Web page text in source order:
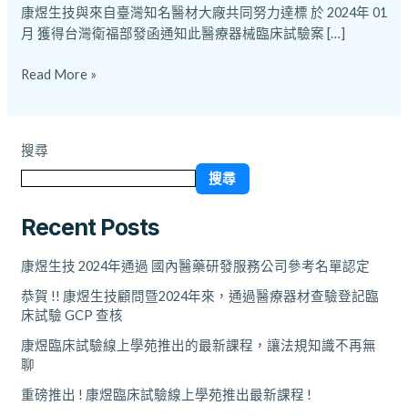
康煜生技與來自臺灣知名醫材大廠共同努力達標 於 2024年 01
月 獲得台灣衛福部發函通知此醫療器械臨床試驗案 […]
查
驗
記
驗
核
Read More »
搜尋
搜尋
Recent Posts
康煜生技 2024年通過 國內醫藥研發服務公司參考名單認定
恭賀 !! 康煜生技顧問暨2024年來，通過醫療器材查驗登記臨
床試驗 GCP 查核
康煜臨床試驗線上學苑推出的最新課程，讓法規知識不再無
聊
重磅推出 ! 康煜臨床試驗線上學苑推出最新課程 !